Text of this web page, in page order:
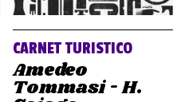
CARNET TURISTICO
Amedeo
Tommasi - H.